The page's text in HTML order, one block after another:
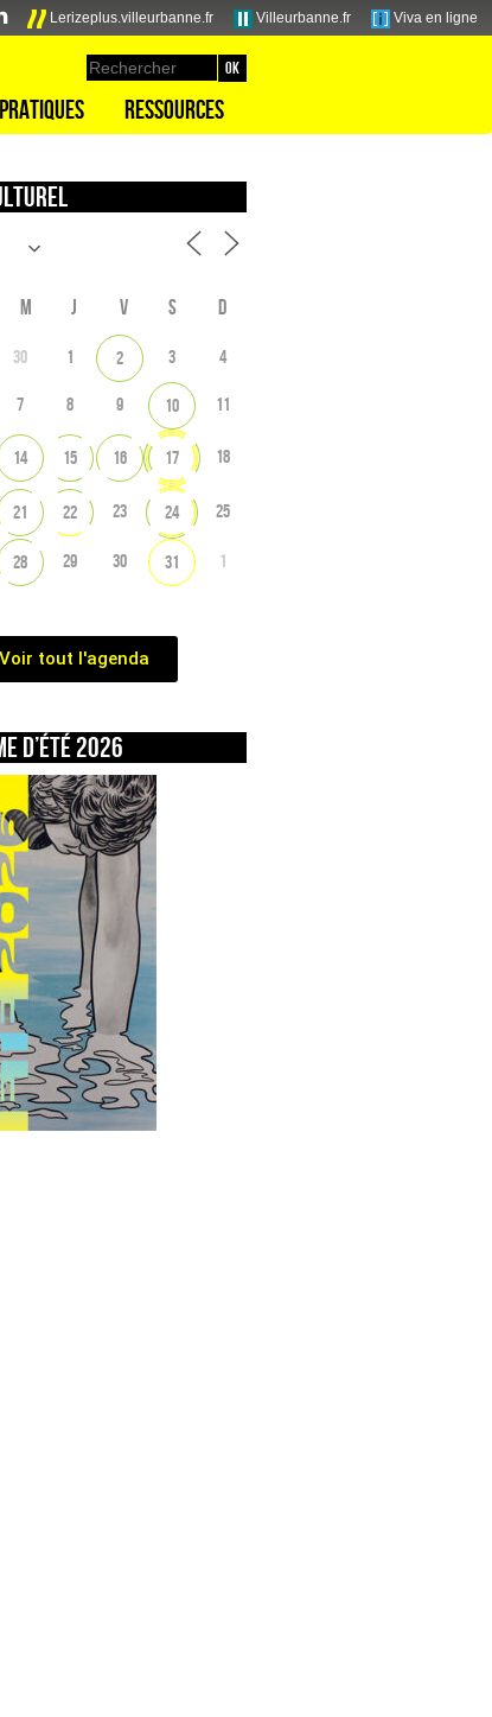
Lerizeplus.villeurbanne.fr Villeurbanne.fr Viva en ligne
Ressources
M J V S D
30 1 2 3 4
7 8 9 10 11
14 15 16 17 18
21 22 23 24 25
28 29 30 31 1
Voir tout l'agenda
d’été 2026